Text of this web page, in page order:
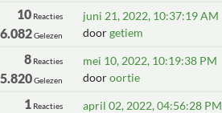
10 Reacties
6.082Gelezen
juni 21, 2022, 10:37:19 AM
doorgetiem
8 Reacties
5.820Gelezen
mei 10, 2022, 10:19:38 PM
dooroortie
1 Reacties
april 02, 2022, 04:56:28 PM